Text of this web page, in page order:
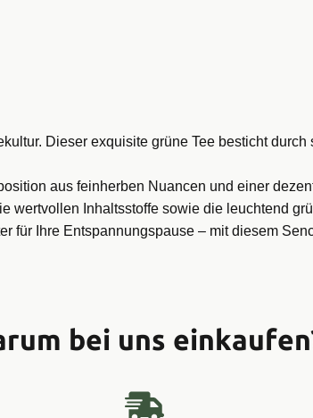
Dieser exquisite grüne Tee besticht
aus feinherben Nuancen und einer
wertvollen Inhaltsstoffe sowie die leuchtend
für Ihre Entspannungspause – mit diesem
bei uns